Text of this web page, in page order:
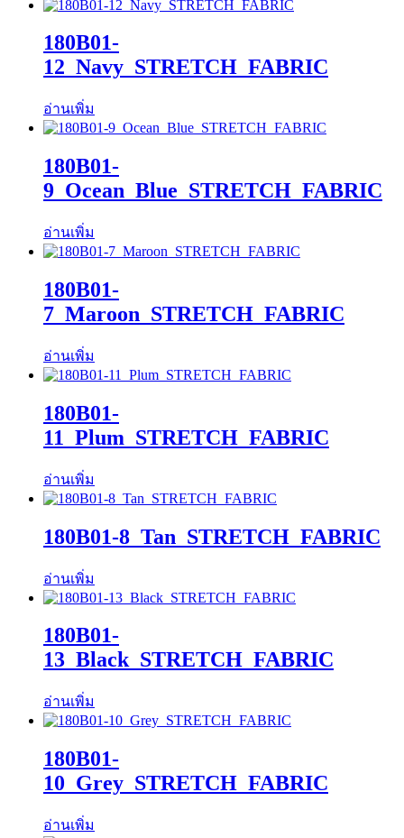
180B01-
12_Navy_STRETCH_FABRIC
อ่านเพิ่ม
180B01-
9_Ocean_Blue_STRETCH_FABRIC
อ่านเพิ่ม
180B01-
7_Maroon_STRETCH_FABRIC
อ่านเพิ่ม
180B01-
11_Plum_STRETCH_FABRIC
อ่านเพิ่ม
180B01-8_Tan_STRETCH_FABRIC
อ่านเพิ่ม
180B01-
13_Black_STRETCH_FABRIC
อ่านเพิ่ม
180B01-
10_Grey_STRETCH_FABRIC
อ่านเพิ่ม